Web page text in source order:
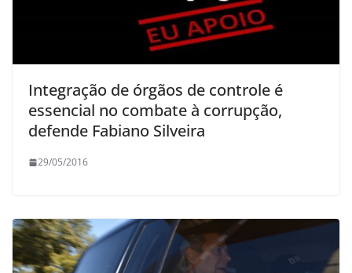
Integração de órgãos de controle é
essencial no combate à corrupção,
defende Fabiano Silveira
29/05/2016